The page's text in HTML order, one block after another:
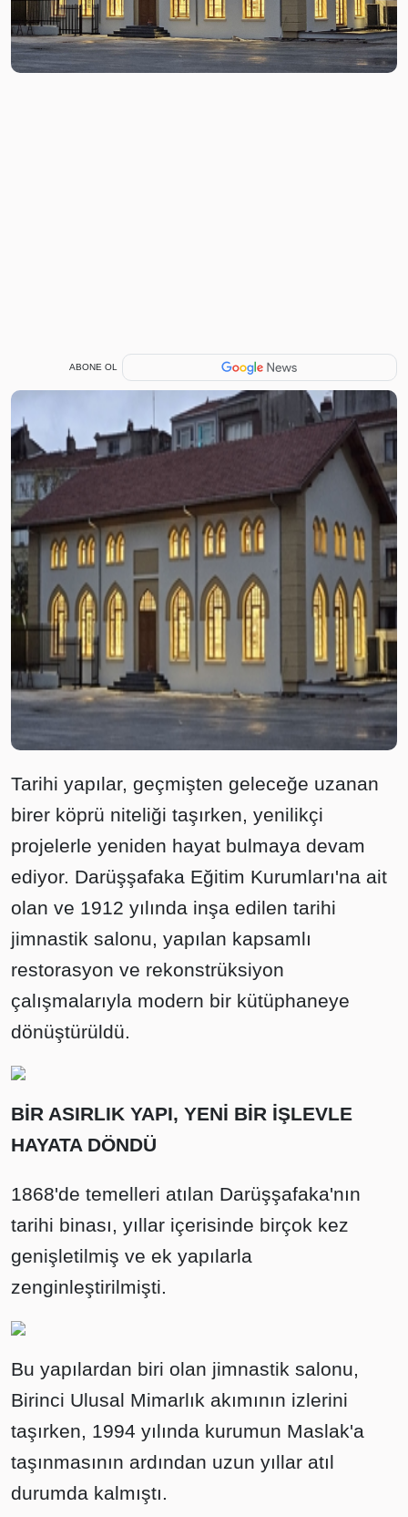
ABONE OL
Tarihi yapılar, geçmişten geleceğe uzanan
birer köprü niteliği taşırken, yenilikçi
projelerle yeniden hayat bulmaya devam
ediyor. Darüşşafaka Eğitim Kurumları'na ait
olan ve 1912 yılında inşa edilen tarihi
jimnastik salonu, yapılan kapsamlı
restorasyon ve rekonstrüksiyon
çalışmalarıyla modern bir kütüphaneye
dönüştürüldü.
BİR ASIRLIK YAPI, YENİ BİR İŞLEVLE
HAYATA DÖNDÜ
1868'de temelleri atılan Darüşşafaka'nın
tarihi binası, yıllar içerisinde birçok kez
genişletilmiş ve ek yapılarla
zenginleştirilmişti.
Bu yapılardan biri olan jimnastik salonu,
Birinci Ulusal Mimarlık akımının izlerini
taşırken, 1994 yılında kurumun Maslak'a
taşınmasının ardından uzun yıllar atıl
durumda kalmıştı.